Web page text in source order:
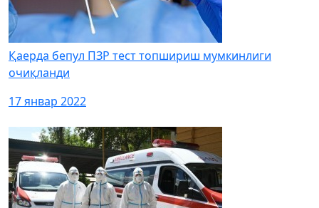
Қаерда бепул ПЗР тест топшириш мумкинлиги
очиқланди
17 январ 2022